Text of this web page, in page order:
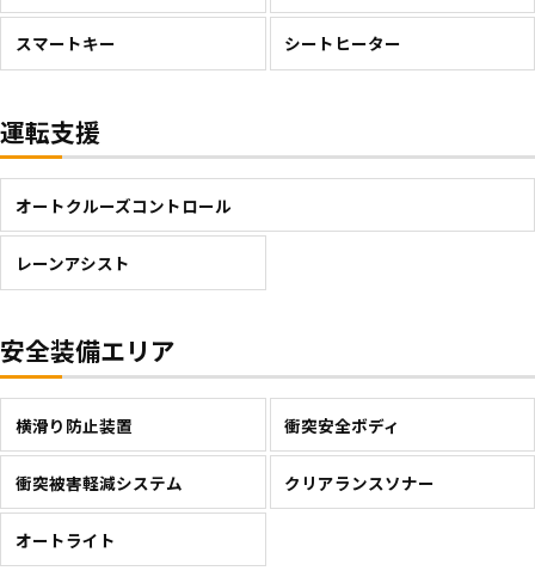
スマートキー シートヒーター
運転支援
オートクルーズコントロール
レーンアシスト
安全装備エリア
横滑り防止装置 衝突安全ボディ
衝突被害軽減システム クリアランスソナー
オートライト